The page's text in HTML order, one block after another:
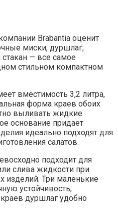
Brabantia оценит
миски, дуршлаг,
— все самое
стильном компактном
вместимость 3,2 литра,
форма краев обоих
выливать жидкие
основание придает
идеально подходят для
салатов.
подходит для
слива жидкости при
изделий. Три маленькие
устойчивость,
дуршлаг удобно